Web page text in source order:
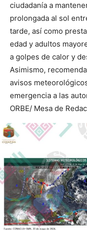
ciudadanía a
prolongada al sol
tarde, así como
edad y adultos
a golpes de calor y
Asimismo,
avisos
emergencia a las
ORBE/ Mesa de